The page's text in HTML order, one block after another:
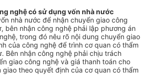
nghệ có sử dụng vốn nhà nước
nhà nước để nhận chuyển giao công
bên nhận công nghệ phải lập phương án
trong đó nêu rõ nội dung chuyển giao
của công nghệ để trình cơ quan có thẩm
Bên nhận công nghệ phải chịu trách
giao công nghệ và giá thanh toán cho
theo quyết định của cơ quan có thẩm